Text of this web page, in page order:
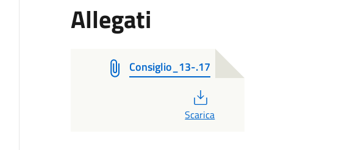
Allegati
Consiglio_13-.17
Scarica